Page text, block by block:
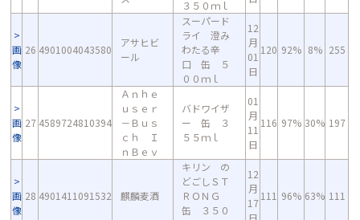
３５０ｍｌ
画
像
26 4901004043580
アサヒビ
ール
スーパード
ライ 澄み
わたる辛
口 缶 ５
００ｍｌ
12
月
01
日
120 92% 8% 255
画
像
27 4589724810394
Ａｎｈｅ
ｕｓｅｒ
－Ｂｕｓ
ｃｈ Ｉ
ｎＢｅｖ
バドワイザ
ー 缶 ３
５５ｍｌ
01
月
11
日
116 97% 30% 197
画
像
28 4901411091532 麒麟麦酒
キリン の
どごしＳＴ
ＲＯＮＧ
缶 ３５０
12
月
17
日
111 96% 63% 111